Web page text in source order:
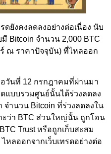
ดยังคงลดลงอย่างต่อเนื่อง นับ
Bitcoin จำนวน 2,000 BTC
ณ ราคาปัจจุบัน) ที่ไหลออก
อวันที่ 12 กรกฎาคมที่ผ่านมา
แบบรวมศูนย์นั้นได้ร่วงลดลง
จำนวน Bitcoin ที่ร่วงลดลงใน
ะว่า BTC ส่วนใหญ่นั้น ถูกโอน
Trust หรือถูกเก็บสะสม
หลออกจากเว็บเทรดอย่างต่อ